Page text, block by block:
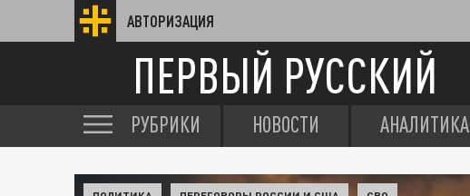
АВТОРИЗАЦИЯ
ПЕРВЫЙ РУССКИЙ
РУБРИКИ НОВОСТИ АНАЛИТИКА